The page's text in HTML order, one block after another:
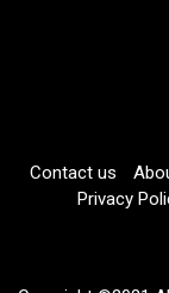
Contact us
Privacy